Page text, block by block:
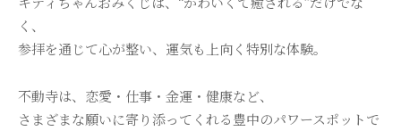
く、
参拝を通じて心が整い、運気も上向く特別な体験。
不動寺は、恋愛・仕事・金運・健康など、
さまざまな願いに寄り添ってくれる豊中のパワースポットで